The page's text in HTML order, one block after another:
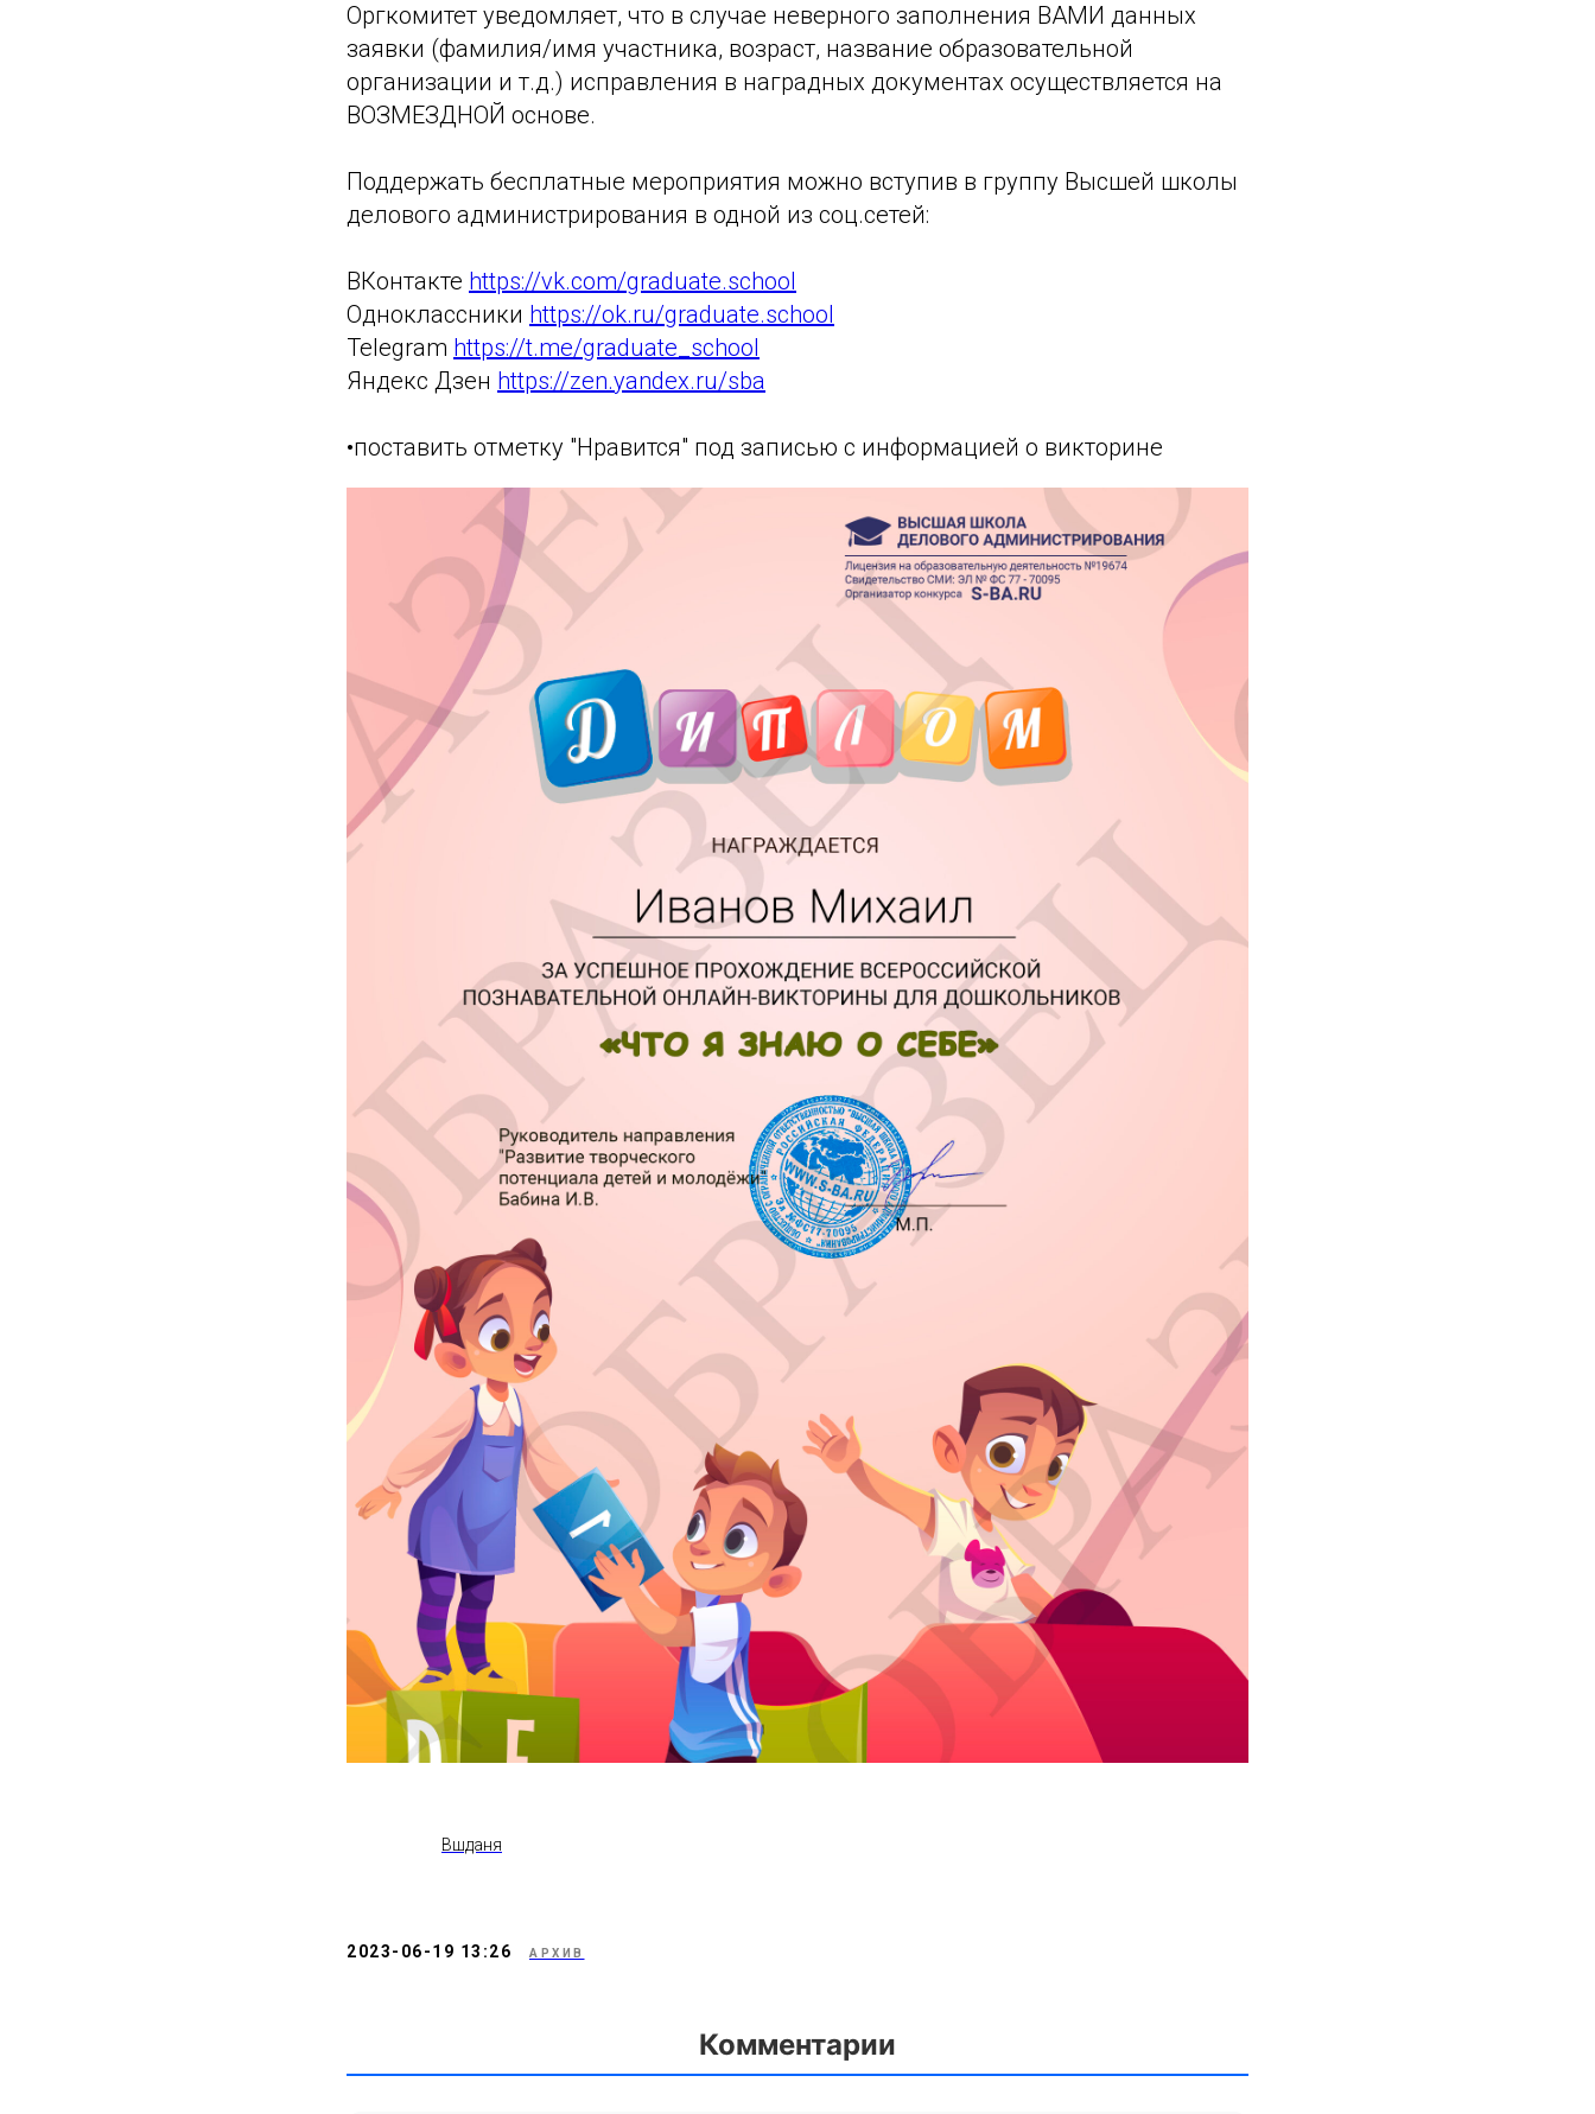
Оргкомитет уведомляет, что в случае неверного заполнения ВАМИ данных
заявки (фамилия/имя участника, возраст, название образовательной
организации и т.д.) исправления в наградных документах осуществляется на
ВОЗМЕЗДНОЙ основе.
Поддержать бесплатные мероприятия можно вступив в группу Высшей школы
делового администрирования в одной из соц.сетей:
ВКонтакте https://vk.com/graduate.school
Одноклассники https://ok.ru/graduate.school
Telegram https://t.me/graduate_school
Яндекс Дзен https://zen.yandex.ru/sba
•поставить отметку "Нравится" под записью с информацией о викторине
Вшданя
2023-06-19 13:26 АРХИВ
Комментарии